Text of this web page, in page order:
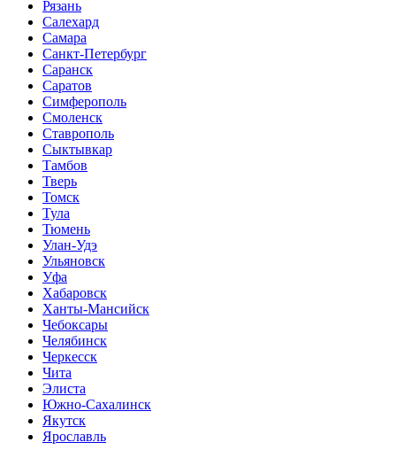
Рязань
Салехард
Самара
Санкт-Петербург
Саранск
Саратов
Симферополь
Смоленск
Ставрополь
Сыктывкар
Тамбов
Тверь
Томск
Тула
Тюмень
Улан-Удэ
Ульяновск
Уфа
Хабаровск
Ханты-Мансийск
Чебоксары
Челябинск
Черкесск
Чита
Элиста
Южно-Сахалинск
Якутск
Ярославль